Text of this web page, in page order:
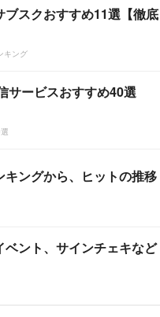
ブスクおすすめ11選【徹底
キング
サービスおすすめ40選
キングから、ヒットの推移
ベント、サインチェキなど